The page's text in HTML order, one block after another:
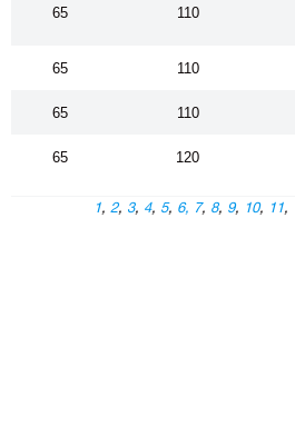
65 110
65 110
65 110
65 120
1, 2, 3, 4, 5, 6, 7, 8, 9, 10, 11,